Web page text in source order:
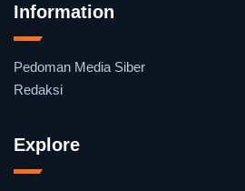
Information
Pedoman Media Siber
Redaksi
Explore